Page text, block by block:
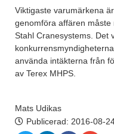
Viktigaste varumärkena
genomföra affären måste
Stahl Cranesystems. Det
använda intäkterna från
av Terex MHPS.
Mats Udikas
Publicerad: 2016-08-